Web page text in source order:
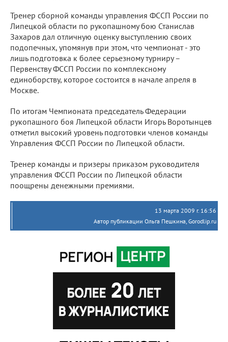
Тренер сборной команды управления ФССП России по
Липецкой области по рукопашному бою Станислав
Захаров дал отличную оценку выступлению своих
подопечных, упомянув при этом, что чемпионат - это
лишь подготовка к более серьезному турниру –
Первенству ФССП России по комплексному
единоборству, которое состоится в начале апреля в
Москве.
По итогам Чемпионата председатель Федерации
рукопашного боя Липецкой области Игорь Воротынцев
отметил высокий уровень подготовки членов команды
Управления ФССП России по Липецкой области.
Тренер команды и призеры приказом руководителя
управления ФССП России по Липецкой области
поощрены денежными премиями.
13 марта 2009 г. 16:56
Автор публикации Ольга Пешкина, Gorodlip.ru